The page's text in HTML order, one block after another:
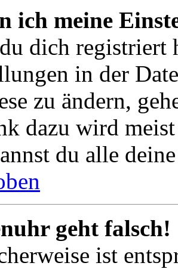
ich meine
dich registriert
in der
zu ändern,
dazu wird
du alle
geht falsch!
ist